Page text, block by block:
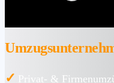
✓ Privat- &